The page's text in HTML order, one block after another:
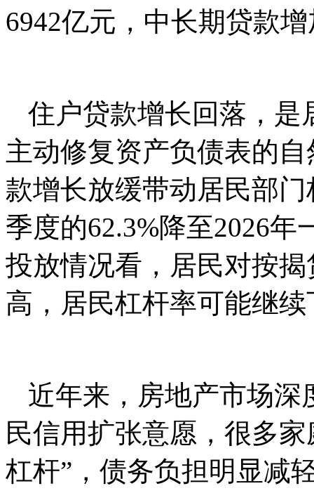
6942亿元，中长期贷款
住户贷款增长回落，是
主动修复资产负债表的
款增长放缓带动居民部
季度的62.3%降至2026
投放情况看，居民对按
高，居民杠杆率可能继续
近年来，房地产市场深
民信用扩张意愿，很多
杠杆”，债务负担明显减